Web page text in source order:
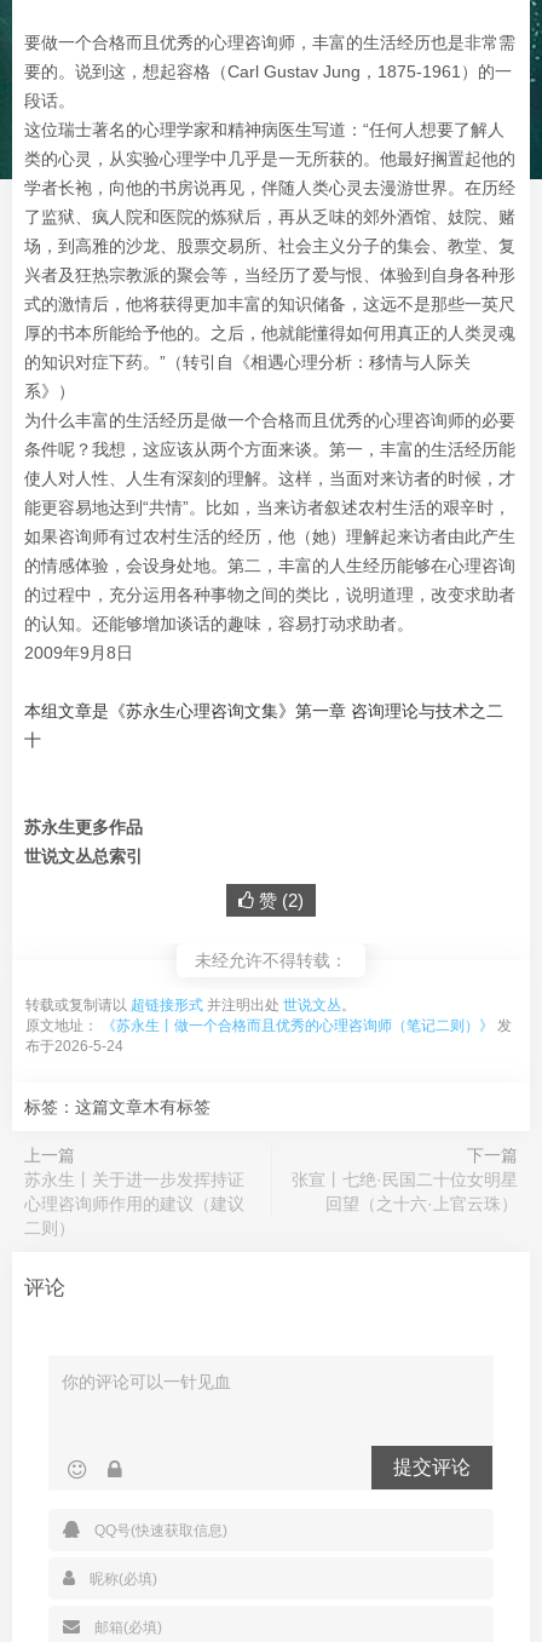
要做一个合格而且优秀的心理咨询师，丰富的生活经历也是非常需
要的。说到这，想起容格（Carl Gustav Jung，1875-1961）的一
段话。
这位瑞士著名的心理学家和精神病医生写道：“任何人想要了解人
类的心灵，从实验心理学中几乎是一无所获的。他最好搁置起他的
学者长袍，向他的书房说再见，伴随人类心灵去漫游世界。在历经
了监狱、疯人院和医院的炼狱后，再从乏味的郊外酒馆、妓院、赌
场，到高雅的沙龙、股票交易所、社会主义分子的集会、教堂、复
兴者及狂热宗教派的聚会等，当经历了爱与恨、体验到自身各种形
式的激情后，他将获得更加丰富的知识储备，这远不是那些一英尺
厚的书本所能给予他的。之后，他就能懂得如何用真正的人类灵魂
的知识对症下药。”（转引自《相遇心理分析：移情与人际关
系》）
为什么丰富的生活经历是做一个合格而且优秀的心理咨询师的必要
条件呢？我想，这应该从两个方面来谈。第一，丰富的生活经历能
使人对人性、人生有深刻的理解。这样，当面对来访者的时候，才
能更容易地达到“共情”。比如，当来访者叙述农村生活的艰辛时，
如果咨询师有过农村生活的经历，他（她）理解起来访者由此产生
的情感体验，会设身处地。第二，丰富的人生经历能够在心理咨询
的过程中，充分运用各种事物之间的类比，说明道理，改变求助者
的认知。还能够增加谈话的趣味，容易打动求助者。
2009年9月8日
本组文章是《苏永生心理咨询文集》第一章 咨询理论与技术之二
十
苏永生更多作品
世说文丛总索引
赞 (2)
未经允许不得转载：
转载或复制请以 超链接形式 并注明出处 世说文丛。
原文地址：
《苏永生丨做一个合格而且优秀的心理咨询师（笔记二则）》
发
布于2026-5-24
标签：这篇文章木有标签
上一篇
苏永生丨关于进一步发挥持证
心理咨询师作用的建议（建议
二则）
下一篇
张宣丨七绝·民国二十位女明星
回望（之十六·上官云珠）
评论
提交评论